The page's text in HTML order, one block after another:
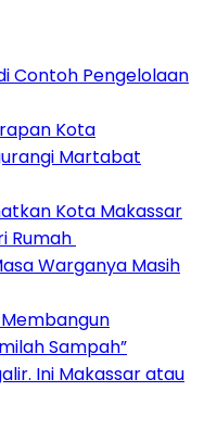
Contoh Pengelolaan
Kota
Martabat
Kota Makassar
Rumah
Warganya Masih
Membangun
Sampah”
Ini Makassar atau